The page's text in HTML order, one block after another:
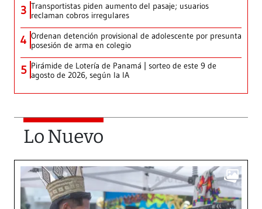
3 Transportistas piden aumento del pasaje; usuarios
reclaman cobros irregulares
4 Ordenan detención provisional de adolescente por presunta
posesión de arma en colegio
5 Pirámide de Lotería de Panamá | sorteo de este 9 de
agosto de 2026, según la IA
Lo Nuevo